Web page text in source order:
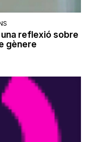
una reflexió sobre
gènere